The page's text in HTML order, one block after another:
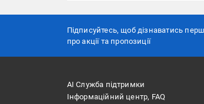
Підписуйтесь, щоб дізнаватись
про акції та пропозиції
АІ Служба підтримки
Інформаційний центр, FAQ